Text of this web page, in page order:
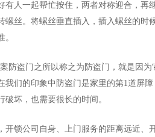
有人一起帮忙按住，两者对称迎合，
螺丝。将螺丝垂直插入，插入螺丝的
防盗门之所以称之为防盗门，就是因
我们的印象中防盗门是家里的第1道屏
坏，也需要很长的时间。
开锁公司自身、上门服务的距离远近